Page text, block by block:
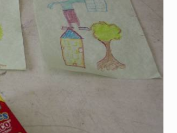
en Mirador de San Isidro
del Congreso
es un “foco rojo” de gran magnitud: